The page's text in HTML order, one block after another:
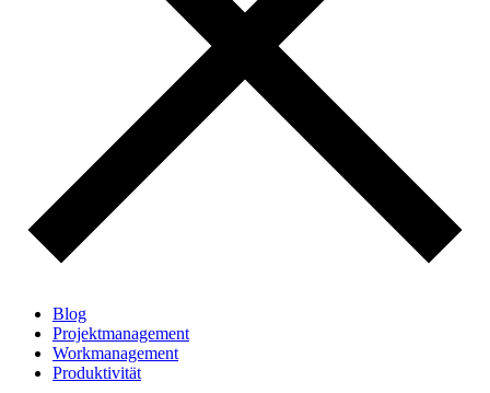
Blog
Projektmanagement
Workmanagement
Produktivität